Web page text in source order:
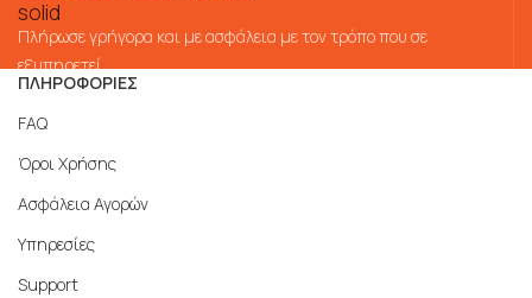
Πλήρωσε γρήγορα και με ασφάλεια με τον τρόπο που σε
εξυπηρετεί
ΠΛΗΡΟΦΟΡΙΕΣ
FAQ
Όροι Χρήσης
Ασφάλεια Αγορών
Υπηρεσίες
Support